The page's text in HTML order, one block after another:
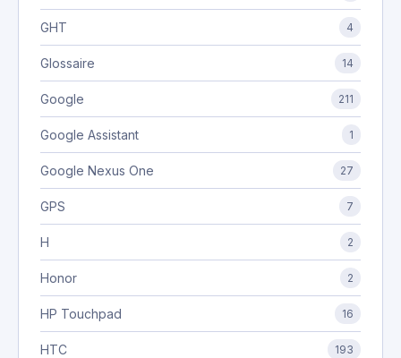
GHT 4
Glossaire 14
Google 211
Google Assistant 1
Google Nexus One 27
GPS 7
H 2
Honor 2
HP Touchpad 16
HTC 193